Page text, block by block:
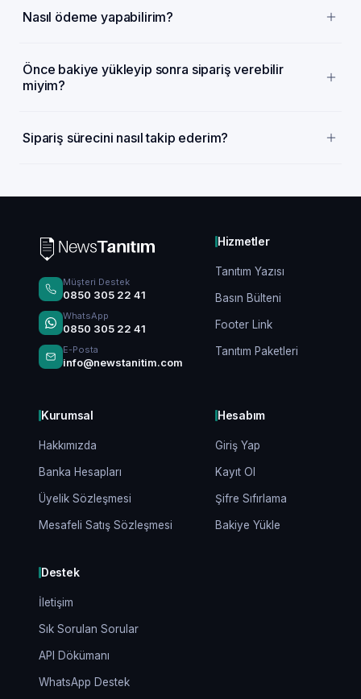
Nasıl ödeme yapabilirim?
Önce bakiye yükleyip sonra sipariş verebilir
miyim?
Sipariş sürecini nasıl takip ederim?
Müşteri Destek
0850 305 22 41
WhatsApp
0850 305 22 41
E-Posta
info@newstanitim.com
Hizmetler
Tanıtım Yazısı
Basın Bülteni
Footer Link
Tanıtım Paketleri
Kurumsal
Hakkımızda
Banka Hesapları
Üyelik Sözleşmesi
Mesafeli Satış Sözleşmesi
Hesabım
Giriş Yap
Kayıt Ol
Şifre Sıfırlama
Bakiye Yükle
Destek
İletişim
Sık Sorulan Sorular
API Dökümanı
WhatsApp Destek